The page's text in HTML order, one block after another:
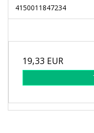
4150011847234
19,33 EUR